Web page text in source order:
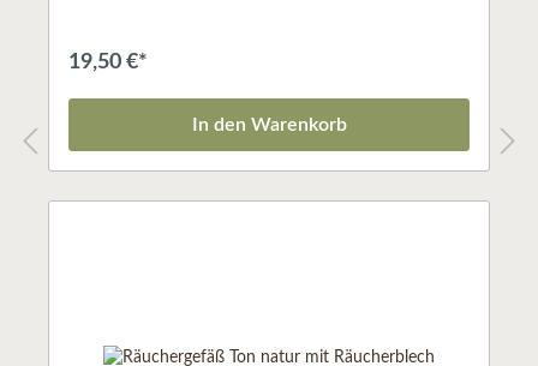
Blätterrauke.Speckstein grün
19,50 €*
In den Warenkorb